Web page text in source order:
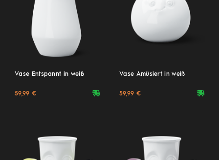
Vase Entspannt in weiß
deliveryvan
59,99 €
Vase Amüsiert in weiß
deliveryvan
59,99 €